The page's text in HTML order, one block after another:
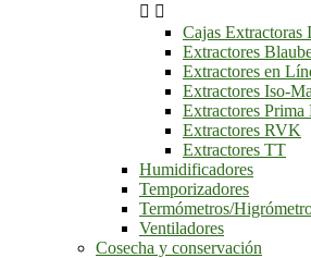
 
Cajas Extractoras
Extractores
Extractores en
Extractores Iso-
Extractores Prima
Extractores RVK
Extractores TT
Humidificadores
Temporizadores
Termómetros/
Ventiladores
Cosecha y conservación